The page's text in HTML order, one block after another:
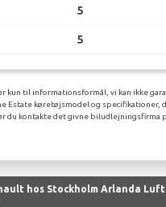
5
5
kun til informationsformål, vi kan ikke
Estate køretøjsmodel og specifikationer,
du kontakte det givne biludlejningsfirma
hos Stockholm Arlanda